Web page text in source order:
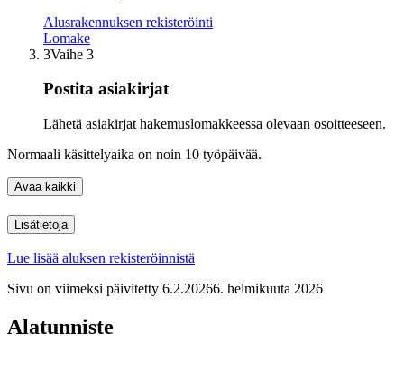
Alusrakennuksen rekisteröinti
Lomake
3Vaihe 3
Postita asiakirjat
Lähetä asiakirjat hakemuslomakkeessa olevaan osoitteeseen.
Normaali käsittelyaika on noin 10 työpäivää.
Avaa kaikki
Lisätietoja
Lue lisää aluksen rekisteröinnistä
Sivu on viimeksi päivitetty 6.2.20266. helmikuuta 2026
Alatunniste